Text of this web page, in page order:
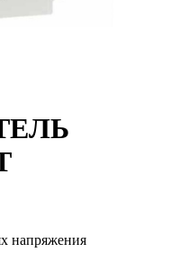
напряжения